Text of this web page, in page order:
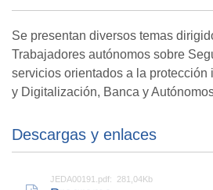
Se presentan diversos temas
Trabajadores autónomos sobre
servicios orientados a la protección
y Digitalización, Banca y
Descargas y enlaces
JEDA00191.pdf: 281,04Kb